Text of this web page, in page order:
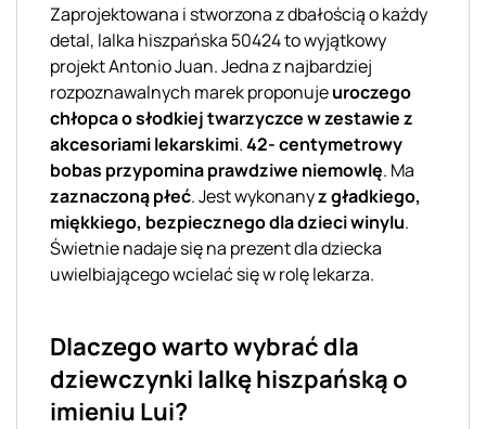
Zaprojektowana i stworzona z dbałością o każdy
detal, lalka hiszpańska 50424 to wyjątkowy
projekt Antonio Juan. Jedna z najbardziej
rozpoznawalnych marek proponujeuroczego
chłopca o słodkiej twarzyczce w zestawie z
akcesoriami lekarskimi.42- centymetrowy
bobas przypomina prawdziwe niemowlę. Ma
zaznaczoną płeć. Jest wykonanyz gładkiego,
miękkiego, bezpiecznego dla dzieci winylu.
Świetnie nadaje się na prezent dla dziecka
uwielbiającego wcielać się w rolę lekarza.
Dlaczego warto wybrać dla
dziewczynki lalkę hiszpańską o
imieniu Lui?